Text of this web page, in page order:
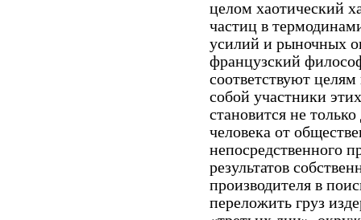
целом хаотический
частиц в
усилий и рыночных
французский
соответствуют
собой участники
становится не
человека от
непосредственного
результатов
производителя в
переложить груз